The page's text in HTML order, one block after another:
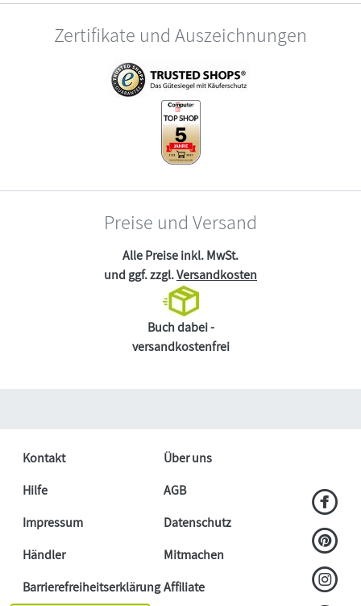
Zertifikate und Auszeichnungen
Preise und Versand
Alle Preise inkl. MwSt.
und ggf. zzgl.Versandkosten
Buch dabei -
versandkostenfrei
Kontakt
Über uns
Hilfe
AGB
Impressum
Datenschutz
Händler
Mitmachen
BarrierefreiheitserklärungAffiliate